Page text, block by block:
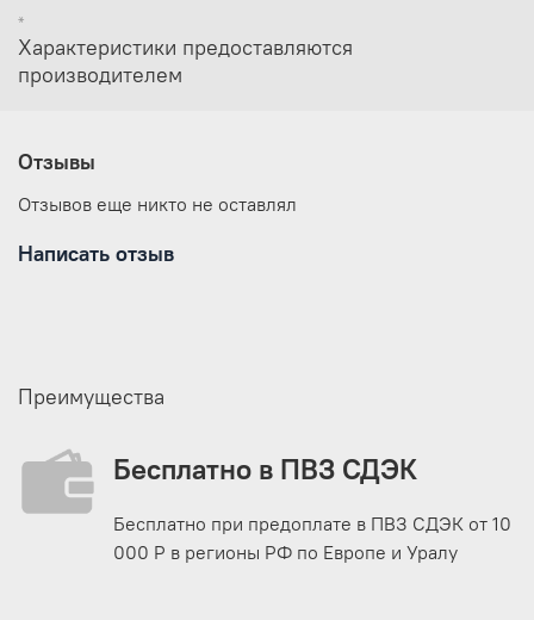
*
Характеристики предоставляются
производителем
Отзывы
Отзывов еще никто не оставлял
Написать отзыв
Преимущества
Бесплатно в ПВЗ СДЭК
Бесплатно при предоплате в ПВЗ СДЭК от 10
000 Р в регионы РФ по Европе и Уралу